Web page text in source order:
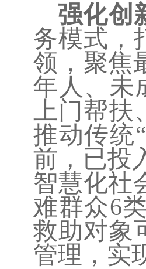
强化创
务模式，
领，聚焦
年人、未
上门帮
推动传统
前，已投
智慧化社
难群众6
救助对象
管理，实